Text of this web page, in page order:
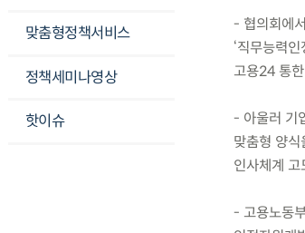
맞춤형정책서비스
정책세미나영상
핫이슈
- 협의회에
‘직무능력
고용24 통
- 아울러 기
맞춤형 양
인사체계 고
- 고용노동